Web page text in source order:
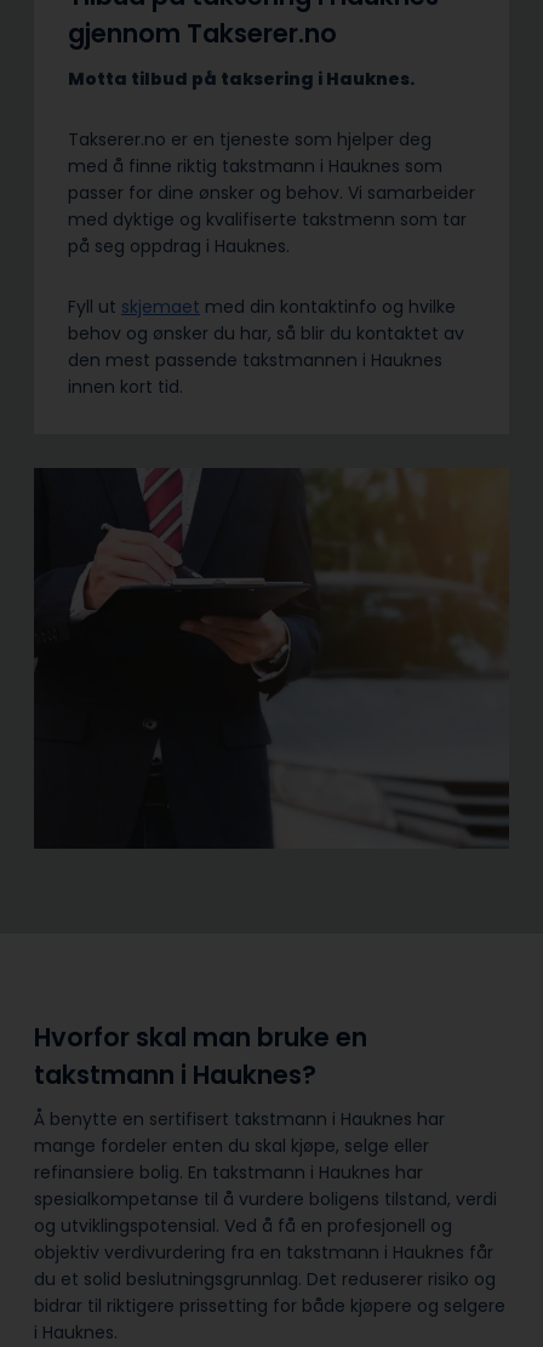
gjennom Takserer.no
Motta tilbud på taksering i Hauknes.
Takserer.no er en tjeneste som hjelper deg
med å finne riktig takstmann i Hauknes som
passer for dine ønsker og behov. Vi samarbeider
med dyktige og kvalifiserte takstmenn som tar
på seg oppdrag i Hauknes.
Fyll ut skjemaet med din kontaktinfo og hvilke
behov og ønsker du har, så blir du kontaktet av
den mest passende takstmannen i Hauknes
innen kort tid.
Hvorfor skal man bruke en
takstmann i Hauknes?
Å benytte en sertifisert takstmann i Hauknes har
mange fordeler enten du skal kjøpe, selge eller
refinansiere bolig. En takstmann i Hauknes har
spesialkompetanse til å vurdere boligens tilstand, verdi
og utviklingspotensial. Ved å få en profesjonell og
objektiv verdivurdering fra en takstmann i Hauknes får
du et solid beslutningsgrunnlag. Det reduserer risiko og
bidrar til riktigere prissetting for både kjøpere og selgere
i Hauknes.